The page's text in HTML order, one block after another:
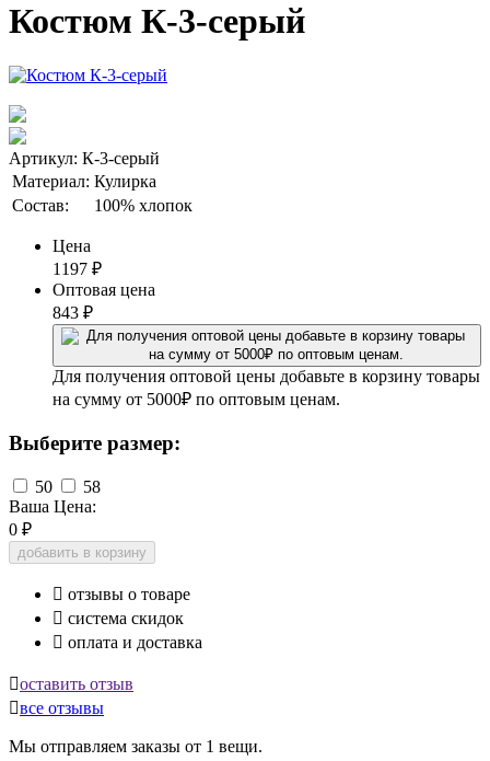
Костюм К-3-серый
Артикул: К-3-серый
Материал: Кулирка
Состав:
100% хлопок
Цена
1197 ₽
Оптовая цена
843 ₽
Для получения оптовой цены добавьте в корзину товары
на сумму от 5000₽ по оптовым ценам.
Выберите размер:
50
58
Ваша Цена:
0 ₽
добавить в корзину
 отзывы о товаре
 система скидок
 оплата и доставка
оставить отзыв
все отзывы
Мы отправляем заказы от 1 вещи.